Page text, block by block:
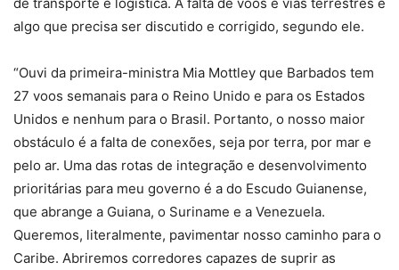
algo que precisa ser discutido e corrigido, segundo ele.
“Ouvi da primeira-ministra Mia Mottley que Barbados tem
27 voos semanais para o Reino Unido e para os Estados
Unidos e nenhum para o Brasil. Portanto, o nosso maior
obstáculo é a falta de conexões, seja por terra, por mar e
pelo ar. Uma das rotas de integração e desenvolvimento
prioritárias para meu governo é a do Escudo Guianense,
que abrange a Guiana, o Suriname e a Venezuela.
Queremos, literalmente, pavimentar nosso caminho para o
Caribe. Abriremos corredores capazes de suprir as